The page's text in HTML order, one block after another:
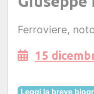
Ferroviere,
15
Leggi la breve